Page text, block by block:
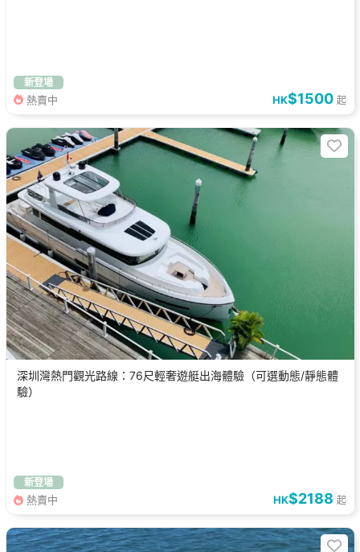
新登場
熱賣中 HK$1500 起
深圳灣熱門觀光路線：76尺輕奢遊艇出海體驗（可選動態/靜態體
驗）
新登場
熱賣中 HK$2188 起